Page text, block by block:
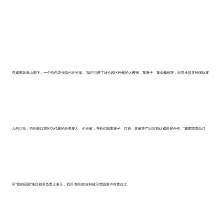
在成都龙泉山脚下，一个特色农业园已经呈现。“我们引进了适合园区种植的大樱桃、车厘子、黄金蟠桃等，经常承接各种国际友
人的活动，特别是以智利为代表的拉美友人、企业家，与他们就车厘子、红酒、蓝莓等产品贸易达成良好合作。”成都市青白江
区“我的田园”项目相关负责人表示，四川-智利农业科技示范园落户在青白江。